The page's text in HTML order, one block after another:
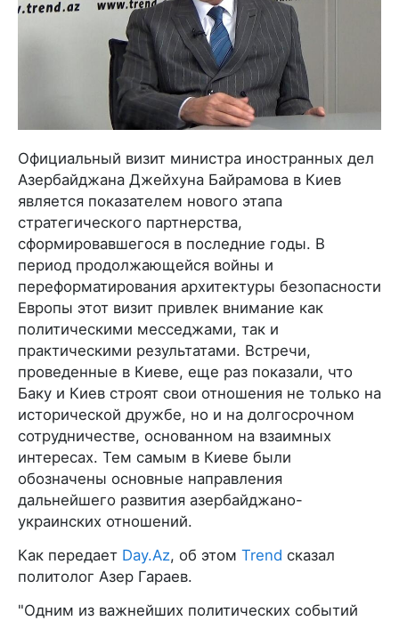
Официальный визит министра иностранных дел
Азербайджана Джейхуна Байрамова в Киев
является показателем нового этапа
стратегического партнерства,
сформировавшегося в последние годы. В
период продолжающейся войны и
переформатирования архитектуры безопасности
Европы этот визит привлек внимание как
политическими месседжами, так и
практическими результатами. Встречи,
проведенные в Киеве, еще раз показали, что
Баку и Киев строят свои отношения не только на
исторической дружбе, но и на долгосрочном
сотрудничестве, основанном на взаимных
интересах. Тем самым в Киеве были
обозначены основные направления
дальнейшего развития азербайджано-
украинских отношений.
Как передает Day.Az, об этом Trend сказал
политолог Азер Гараев.
"Одним из важнейших политических событий